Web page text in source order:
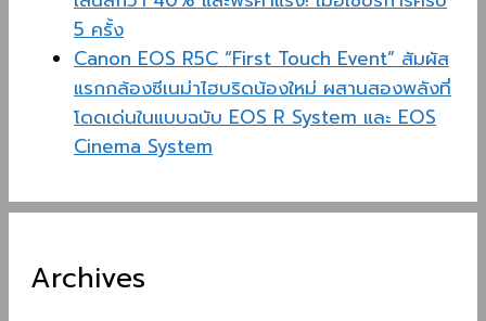
5 ครั้ง
Canon EOS R5C “First Touch Event” สัมผัส
แรกกล้องซีเนม่าไฮบริดน้องใหม่ ผสานสองพลังที่
โดดเด่นในแบบฉบับ EOS R System และ EOS
Cinema System
Archives